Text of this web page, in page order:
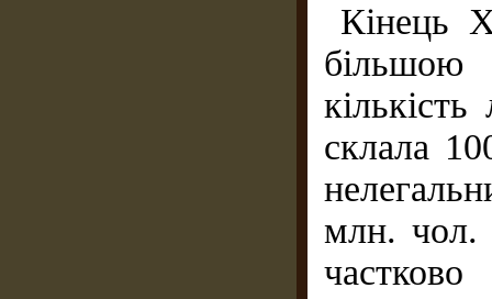
Кінець
склала
млн. чол.